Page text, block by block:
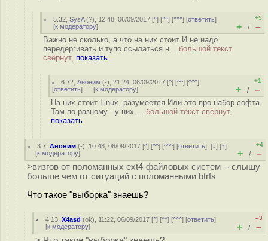
5.32 ,SysA(?), 12:48, 06/09/2017 [^] [^^] [^^^] [ответить]
[к модератору]
+5
+ / –
Важно не сколько, а что на них стоит И не надо
передергивать и тупо ссылаться н... большой текст
свёрнут, показать
6.72 ,Аноним (-), 21:24, 06/09/2017 [^] [^^] [^^^]
[ответить] [к модератору]
+1
+ / –
На них стоит Linux, разумеется Или это про набор софта
Там по разному - у них ... большой текст свёрнут,
показать
3.7 ,Аноним (-), 10:48, 06/09/2017 [^] [^^] [^^^] [ответить][↓] [↑]
[к модератору]
+4
+ / –
>визгов от поломанных ext4-файловых систем -- слышу
больше чем от ситуаций с поломанными btrfs
Что такое "выборка" знаешь?
4.13 ,X4asd (ok), 11:22, 06/09/2017 [^] [^^] [^^^] [ответить]
[к модератору]
–3
+ / –